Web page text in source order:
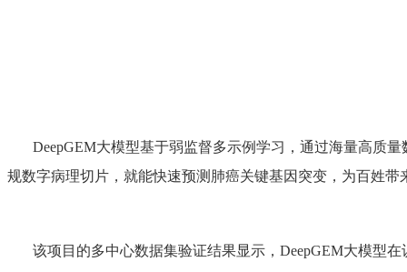
DeepGEM大模型基于弱监督多示例学习，通过海量高质
规数字病理切片，就能快速预测肺癌关键基因突变，为百姓带
该项目的多中心数据集验证结果显示， DeepGEM大模型在